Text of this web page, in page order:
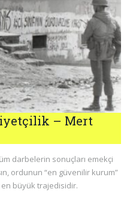
– Mert
darbelerin sonuçları emekçi
ordunun “en güvenilir kurum”
büyük trajedisidir.